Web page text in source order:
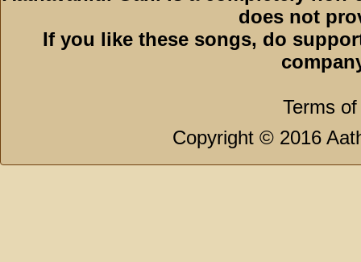
does not
If you like these songs, do
Terms
Copyright © 2016